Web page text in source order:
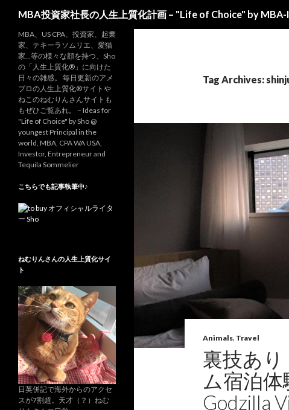
MBA投資家社長の人生上質化計画 – "Life of Choice" by
Tag Archives:
Animals, Travel
裏技あ
ム宿泊
Godzilla
MBA、US CPA、投資家、起業
家、テキーラソムリエ、愛猫
家…等の様々な顔を持つ、Sho
の「人生上質化®」に向けた
日々の雑感。 毎日更新のアメ
ブロの人生上質化®サイトや
ねこのねむりんさんサイトも
もぜひご覧あれ。 – Ideas for
"Life of Choice" by Sho @
youngest Principal in the
world, MBA, CPA WA USA,
Investor, Entrepreneur and
Tequila Sommelier
こちらでも記事執筆中♪
ねむりんさんの人生上質化サイ
ト
日英併記で海外からのアクセ
スが7割超。天才（？）ねむ